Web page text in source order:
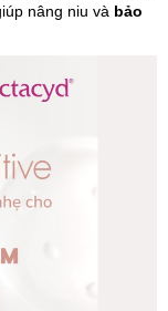
nâng niu và bảo